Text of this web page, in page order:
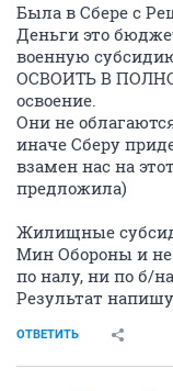
Была в Сбере с
Деньги это
военную
ОСВОИТЬ В
освоение.
Они не
иначе Сберу
взамен нас на
предложила)
Жилищные
Мин Обороны и не
по налу, ни по б/
Результат
ОТВЕТИТЬ